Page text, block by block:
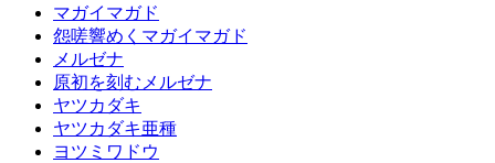
マガイマガド
怨嗟響めくマガイマガド
メルゼナ
原初を刻むメルゼナ
ヤツカダキ
ヤツカダキ亜種
ヨツミワドウ